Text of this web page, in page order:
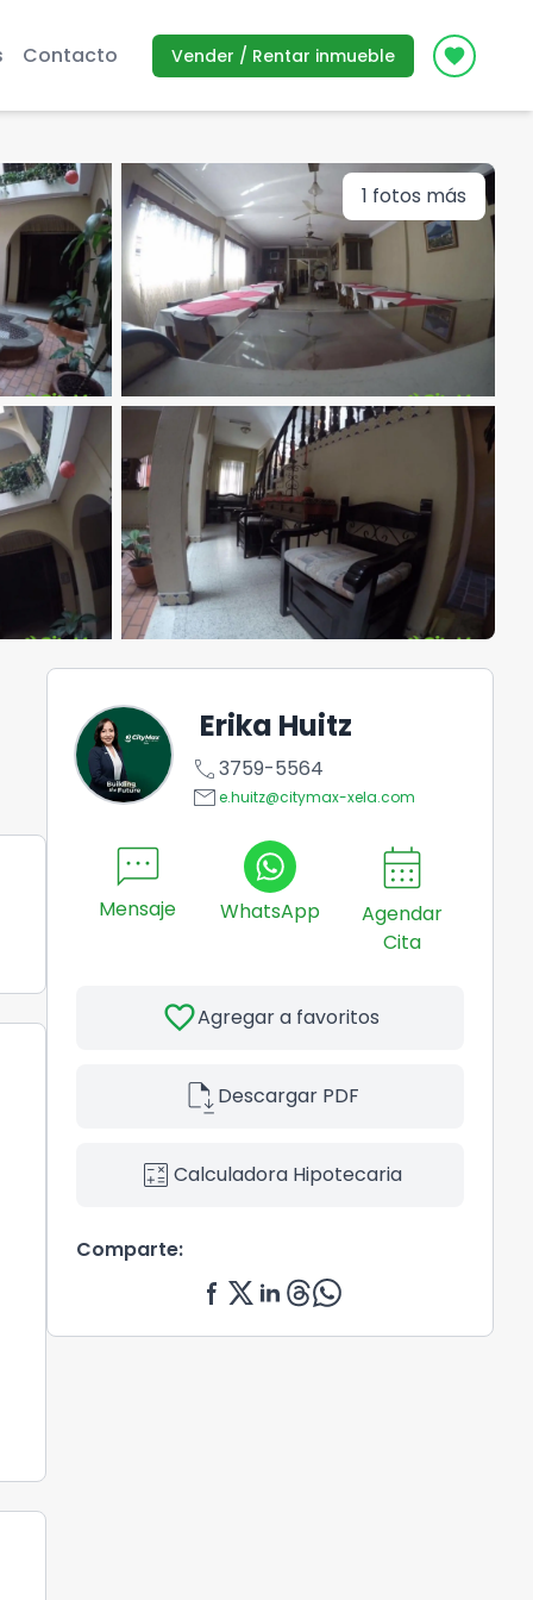
Contacto Vender / Rentar inmueble Icon
1 fotos más
Erika Huitz
call3759-5564
emaile.huitz@citymax-xela.com
sms
Mensaje WhatsApp
calendar_month
Agendar
Cita
favoriteAgregar a favoritos
file_saveDescargar PDF
calculate Calculadora Hipotecaria
Comparte: